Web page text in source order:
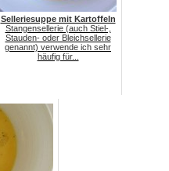
Selleriesuppe mit Kartoffeln
Stangensellerie (auch Stiel-,
Stauden- oder Bleichsellerie
genannt) verwende ich sehr
häufig für...